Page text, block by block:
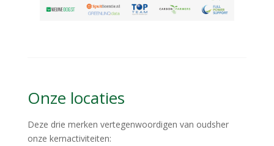
Onze locaties
Deze drie merken vertegenwoordigen van oudsher
onze kernactiviteiten: